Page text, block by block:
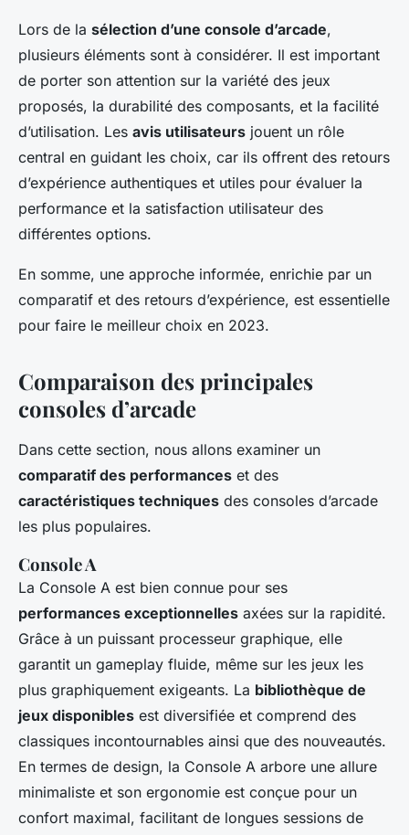
Lors de la sélection d’une console d’arcade,
plusieurs éléments sont à considérer. Il est important
de porter son attention sur la variété des jeux
proposés, la durabilité des composants, et la facilité
d’utilisation. Les avis utilisateurs jouent un rôle
central en guidant les choix, car ils offrent des retours
d’expérience authentiques et utiles pour évaluer la
performance et la satisfaction utilisateur des
différentes options.
En somme, une approche informée, enrichie par un
comparatif et des retours d’expérience, est essentielle
pour faire le meilleur choix en 2023.
Comparaison des principales
consoles d’arcade
Dans cette section, nous allons examiner un
comparatif des performances et des
caractéristiques techniques des consoles d’arcade
les plus populaires.
Console A
La Console A est bien connue pour ses
performances exceptionnelles axées sur la rapidité.
Grâce à un puissant processeur graphique, elle
garantit un gameplay fluide, même sur les jeux les
plus graphiquement exigeants. La bibliothèque de
jeux disponibles est diversifiée et comprend des
classiques incontournables ainsi que des nouveautés.
En termes de design, la Console A arbore une allure
minimaliste et son ergonomie est conçue pour un
confort maximal, facilitant de longues sessions de